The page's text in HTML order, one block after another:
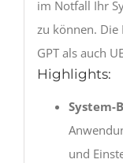
im Notfall Ihr
zu können.
GPT als auch
Highlights:
System-
und